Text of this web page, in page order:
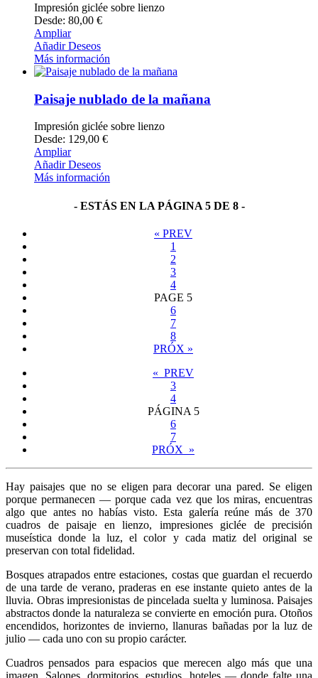
Impresión giclée sobre lienzo
Desde: 80,00 €
Ampliar
Añadir Deseos
Más información
Paisaje nublado de la mañana
Impresión giclée sobre lienzo
Desde: 129,00 €
Ampliar
Añadir Deseos
Más información
- ESTÁS EN LA PÁGINA 5 DE 8 -
« PREV
1
2
3
4
PAGE 5
6
7
8
PRÓX »
« PREV
3
4
PÁGINA 5
6
7
PRÓX »
Hay paisajes que no se eligen para decorar una pared. Se eligen
porque permanecen — porque cada vez que los miras, encuentras
algo que antes no habías visto. Esta galería reúne más de 370
cuadros de paisaje en lienzo, impresiones giclée de precisión
museística donde la luz, el color y cada matiz del original se
preservan con total fidelidad.
Bosques atrapados entre estaciones, costas que guardan el recuerdo
de una tarde de verano, praderas en ese instante quieto antes de la
lluvia. Obras impresionistas de pincelada suelta y luminosa. Paisajes
abstractos donde la naturaleza se convierte en emoción pura. Otoños
encendidos, horizontes de invierno, llanuras bañadas por la luz de
julio — cada uno con su propio carácter.
Cuadros pensados para espacios que merecen algo más que una
imagen. Salones, dormitorios, estudios, hoteles — donde falte una